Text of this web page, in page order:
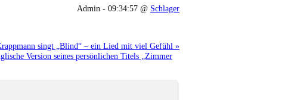
Admin - 09:34:57 @ Schlager
singt „Blind“ – ein Lied mit viel Gefühl »
Version seines persönlichen Titels „Zimmer